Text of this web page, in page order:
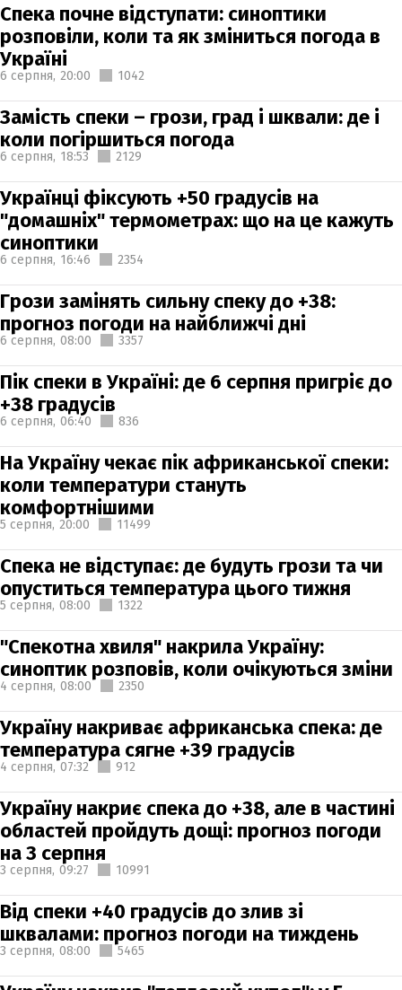
Спека почне відступати: синоптики
розповіли, коли та як зміниться погода в
Україні
6 серпня, 20:00 1042
Замість спеки – грози, град і шквали: де і
коли погіршиться погода
6 серпня, 18:53 2129
Українці фіксують +50 градусів на
"домашніх" термометрах: що на це кажуть
синоптики
6 серпня, 16:46 2354
Грози замінять сильну спеку до +38:
прогноз погоди на найближчі дні
6 серпня, 08:00 3357
Пік спеки в Україні: де 6 серпня пригріє до
+38 градусів
6 серпня, 06:40 836
На Україну чекає пік африканської спеки:
коли температури стануть
комфортнішими
5 серпня, 20:00 11499
Спека не відступає: де будуть грози та чи
опуститься температура цього тижня
5 серпня, 08:00 1322
"Спекотна хвиля" накрила Україну:
синоптик розповів, коли очікуються зміни
4 серпня, 08:00 2350
Україну накриває африканська спека: де
температура сягне +39 градусів
4 серпня, 07:32 912
Україну накриє спека до +38, але в частині
областей пройдуть дощі: прогноз погоди
на 3 серпня
3 серпня, 09:27 10991
Від спеки +40 градусів до злив зі
шквалами: прогноз погоди на тиждень
3 серпня, 08:00 5465